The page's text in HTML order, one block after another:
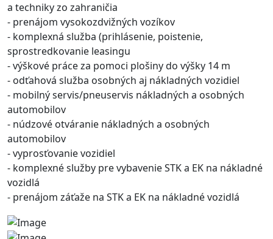
a techniky zo zahraničia
- prenájom vysokozdvižných vozíkov
- komplexná služba (prihlásenie, poistenie,
sprostredkovanie leasingu
- výškové práce za pomoci plošiny do výšky 14 m
- odťahová služba osobných aj nákladných vozidiel
- mobilný servis/pneuservis nákladných a osobných
automobilov
- núdzové otváranie nákladných a osobných
automobilov
- vyprosťovanie vozidiel
- komplexné služby pre vybavenie STK a EK na nákladné
vozidlá
- prenájom záťaže na STK a EK na nákladné vozidlá